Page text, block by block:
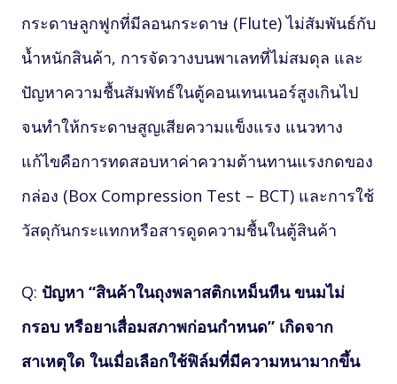
กระดาษลูกฟูกที่มีลอนกระดาษ (Flute) ไม่สัมพันธ์กับ
น้ำหนักสินค้า, การจัดวางบนพาเลทที่ไม่สมดุล และ
ปัญหาความชื้นสัมพัทธ์ในตู้คอนเทนเนอร์สูงเกินไป
จนทำให้กระดาษสูญเสียความแข็งแรง แนวทาง
แก้ไขคือการทดสอบหาค่าความต้านทานแรงกดของ
กล่อง (Box Compression Test – BCT) และการใช้
วัสดุกันกระแทกหรือสารดูดความชื้นในตู้สินค้า
Q: ปัญหา “สินค้าในถุงพลาสติกเหม็นหืน ขนมไม่
กรอบ หรือยาเสื่อมสภาพก่อนกำหนด” เกิดจาก
สาเหตุใด ในเมื่อเลือกใช้ฟิล์มที่มีความหนามากขึ้น